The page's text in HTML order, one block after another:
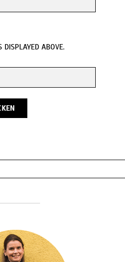
DISPLAYED ABOVE.